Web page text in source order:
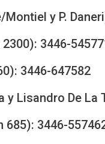
y P.
3446-
3446-647582
y Lisandro De La
685): 3446-